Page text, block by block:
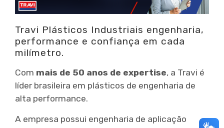
Travi Plásticos Industriais engenharia,
performance e confiança em cada
milímetro.
Com mais de 50 anos de expertise, a Travi é
líder brasileira em plásticos de engenharia de
alta performance.
A empresa possui engenharia de aplicação